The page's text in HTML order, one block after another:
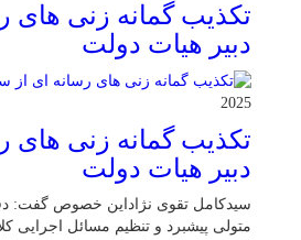
تکذیب گمانه زنی های
دبیر هیات دولت
2025
تکذیب گمانه زنی های
دبیر هیات دولت
سیدکامل تقوی نژاداین خصوص گفت:
متولی پیشبرد و تنظیم مسائل اجرایی